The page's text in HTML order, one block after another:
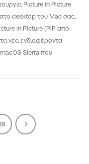
Picture in Picture
στο desktop του Mac σας,
in Picture (PiP από
νέα ενδιαφέροντα
macOS Sierra που